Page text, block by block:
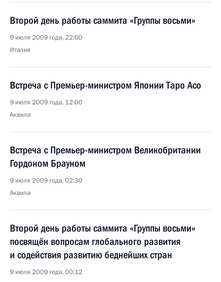
Второй день работы саммита «Группы восьми»
9 июля 2009 года, 22:00
Италия
Встреча с Премьер-министром Японии Таро Асо
9 июля 2009 года, 12:00
Аквила
Встреча с Премьер-министром Великобритании
Гордоном Брауном
9 июля 2009 года, 02:30
Аквила
Второй день работы саммита «Группы восьми»
посвящён вопросам глобального развития
и содействия развитию беднейших стран
9 июля 2009 года, 00:12